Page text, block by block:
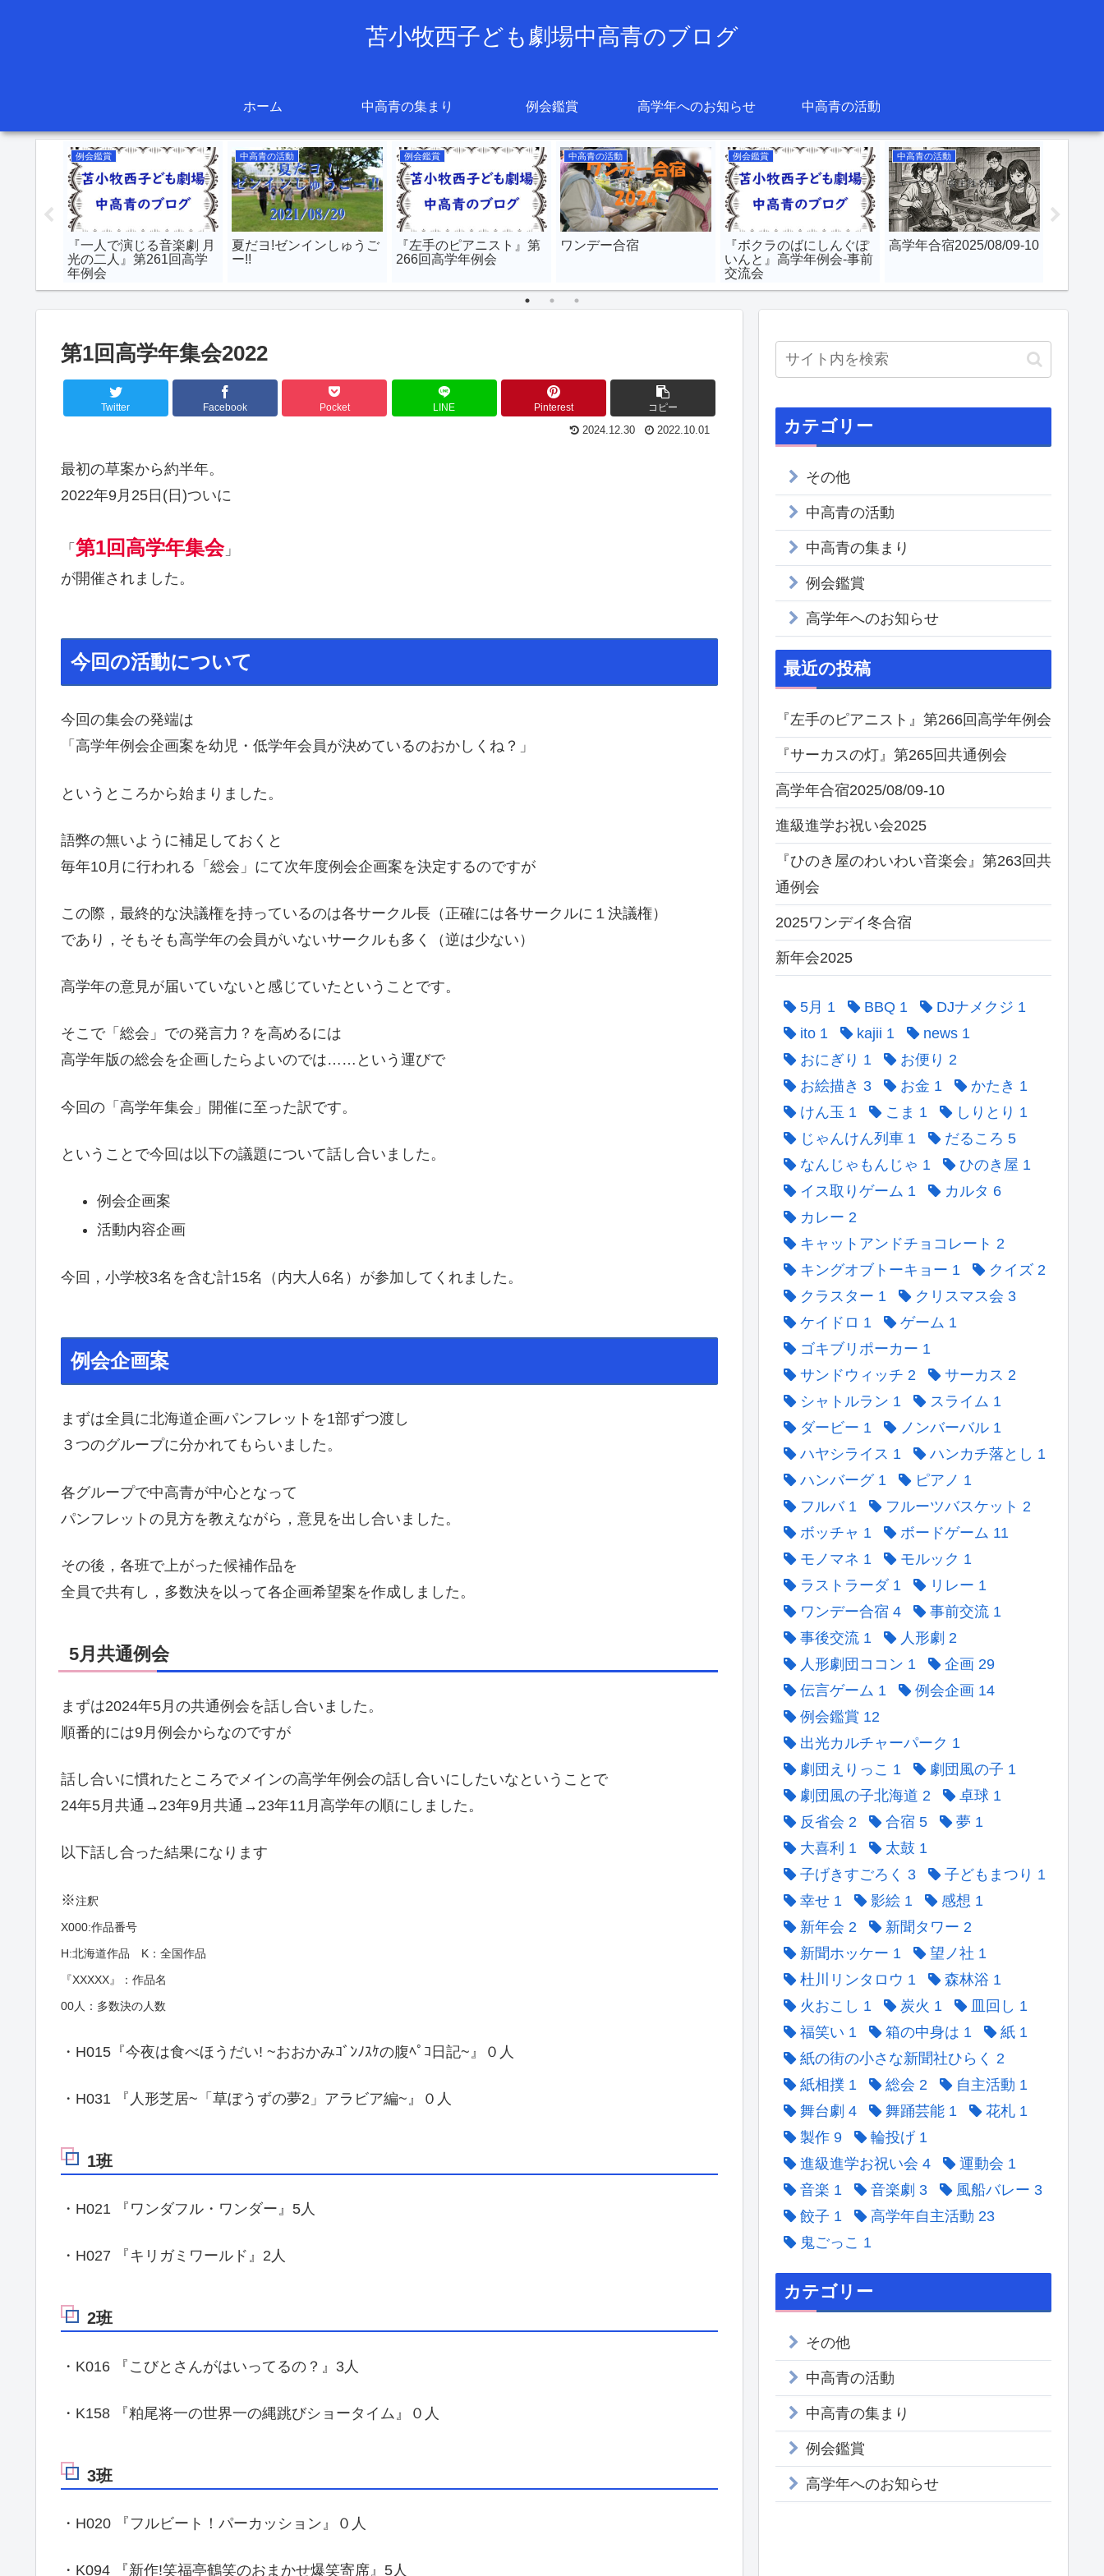
苫小牧西子ども劇場中高青のブログ
ホーム 中高青の集まり 例会鑑賞 高学年へのお知らせ 中高青の活動
例会鑑賞
『一人で演じる音楽劇 月
光の二人』第261回高学
年例会
中高青の活動
夏だヨ!ゼンインしゅうご
ー!!
例会鑑賞
『左手のピアニスト』第
266回高学年例会
中高青の活動
ワンデー合宿
例会鑑賞
『ボクラのばにしんぐぽ
いんと』高学年例会-事前
交流会
中高青の活動
高学年合宿2025/08/09-10
第1回高学年集会2022
Twitter Facebook Pocket LINE Pinterest コピー
2024.12.30 2022.10.01
最初の草案から約半年。
2022年9月25日(日)ついに
「 第1回高学年集会」
が開催されました。
今回の活動について
今回の集会の発端は
「高学年例会企画案を幼児・低学年会員が決めているのおかしくね？」
というところから始まりました。
語弊の無いように補足しておくと
毎年10月に行われる「総会」にて次年度例会企画案を決定するのですが
この際，最終的な決議権を持っているのは各サークル長（正確には各サークルに１決議権）
であり，そもそも高学年の会員がいないサークルも多く（逆は少ない）
高学年の意見が届いていないと感じていたということです。
そこで「総会」での発言力？を高めるには
高学年版の総会を企画したらよいのでは……という運びで
今回の「高学年集会」開催に至った訳です。
ということで今回は以下の議題について話し合いました。
例会企画案
活動内容企画
今回，小学校3名を含む計15名（内大人6名）が参加してくれました。
例会企画案
まずは全員に北海道企画パンフレットを1部ずつ渡し
３つのグループに分かれてもらいました。
各グループで中高青が中心となって
パンフレットの見方を教えながら，意見を出し合いました。
その後，各班で上がった候補作品を
全員で共有し，多数決を以って各企画希望案を作成しました。
5月共通例会
まずは2024年5月の共通例会を話し合いました。
順番的には9月例会からなのですが
話し合いに慣れたところでメインの高学年例会の話し合いにしたいなということで
24年5月共通→23年9月共通→23年11月高学年の順にしました。
以下話し合った結果になります
※注釈
X000:作品番号
H:北海道作品 K：全国作品
『XXXXX』：作品名
00人：多数決の人数
・H015『今夜は食べほうだい! ~おおかみｺﾞﾝﾉｽｹの腹ﾍﾟｺ日記~』０人
・H031 『人形芝居~「草ぼうずの夢2」アラビア編~』０人
1班
・H021 『ワンダフル・ワンダー』5人
・H027 『キリガミワールド』2人
2班
・K016 『こびとさんがはいってるの？』3人
・K158 『粕尾将一の世界一の縄跳びショータイム』０人
3班
・H020 『フルビート！パーカッション』０人
・K094 『新作!笑福亭鶴笑のおまかせ爆笑寄席』5人
カテゴリー
その他
中高青の活動
中高青の集まり
例会鑑賞
高学年へのお知らせ
最近の投稿
『左手のピアニスト』第266回高学年例会
『サーカスの灯』第265回共通例会
高学年合宿2025/08/09-10
進級進学お祝い会2025
『ひのき屋のわいわい音楽会』第263回共
通例会
2025ワンデイ冬合宿
新年会2025
5月 1 BBQ 1 DJナメクジ 1
ito 1 kajii 1 news 1
おにぎり 1 お便り 2
お絵描き 3 お金 1 かたき 1
けん玉 1 こま 1 しりとり 1
じゃんけん列車 1 だるころ 5
なんじゃもんじゃ 1 ひのき屋 1
イス取りゲーム 1 カルタ 6
カレー 2
キャットアンドチョコレート 2
キングオブトーキョー 1 クイズ 2
クラスター 1 クリスマス会 3
ケイドロ 1 ゲーム 1
ゴキブリポーカー 1
サンドウィッチ 2 サーカス 2
シャトルラン 1 スライム 1
ダービー 1 ノンバーバル 1
ハヤシライス 1 ハンカチ落とし 1
ハンバーグ 1 ピアノ 1
フルバ 1 フルーツバスケット 2
ボッチャ 1 ボードゲーム 11
モノマネ 1 モルック 1
ラストラーダ 1 リレー 1
ワンデー合宿 4 事前交流 1
事後交流 1 人形劇 2
人形劇団ココン 1 企画 29
伝言ゲーム 1 例会企画 14
例会鑑賞 12
出光カルチャーパーク 1
劇団えりっこ 1 劇団風の子 1
劇団風の子北海道 2 卓球 1
反省会 2 合宿 5 夢 1
大喜利 1 太鼓 1
子げきすごろく 3 子どもまつり 1
幸せ 1 影絵 1 感想 1
新年会 2 新聞タワー 2
新聞ホッケー 1 望ノ社 1
杜川リンタロウ 1 森林浴 1
火おこし 1 炭火 1 皿回し 1
福笑い 1 箱の中身は 1 紙 1
紙の街の小さな新聞社ひらく 2
紙相撲 1 総会 2 自主活動 1
舞台劇 4 舞踊芸能 1 花札 1
製作 9 輪投げ 1
進級進学お祝い会 4 運動会 1
音楽 1 音楽劇 3 風船バレー 3
餃子 1 高学年自主活動 23
鬼ごっこ 1
カテゴリー
その他
中高青の活動
中高青の集まり
例会鑑賞
高学年へのお知らせ